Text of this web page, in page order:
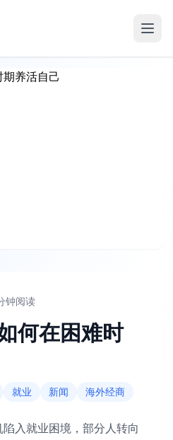
钟阅读
何在困难时
就业 新闻 海外经商
入就业困境，部分人转向